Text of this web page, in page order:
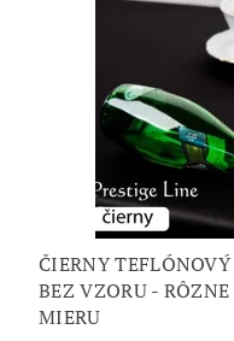
ČIERNY
BEZ VZORU -
MIERU